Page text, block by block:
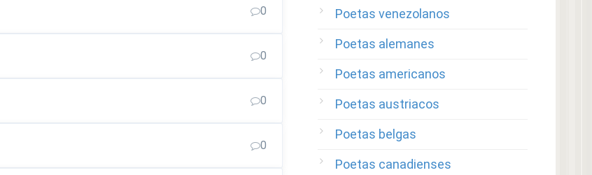
0
0
0
0
Poetas venezolanos
Poetas alemanes
Poetas americanos
Poetas austriacos
Poetas belgas
Poetas canadienses